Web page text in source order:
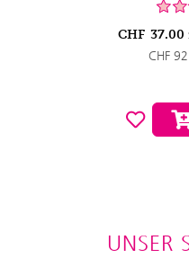
CHF 37.00
CHF
UNSER